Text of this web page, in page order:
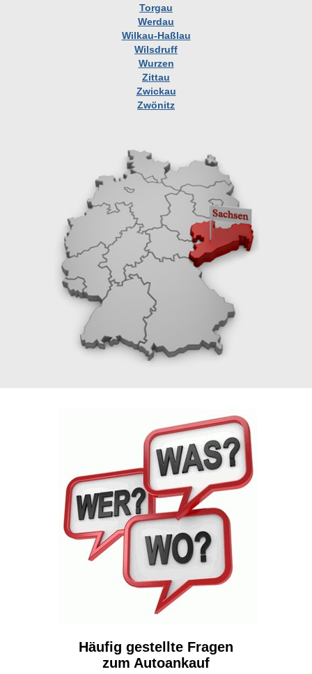
Torgau
Werdau
Wilkau-Haßlau
Wilsdruff
Wurzen
Zittau
Zwickau
Zwönitz
Häufig gestellte Fragen
zum Autoankauf